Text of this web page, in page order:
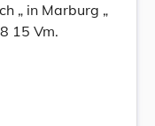
„ in Marburg „
15 Vm.